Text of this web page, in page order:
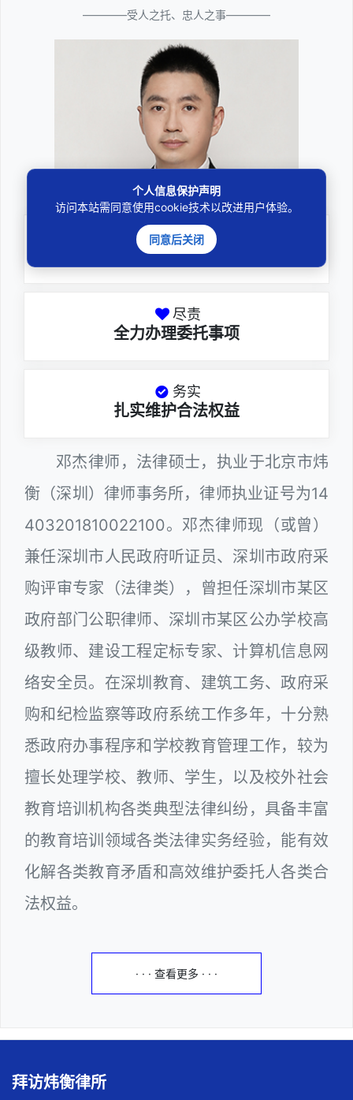
————受人之托、忠人之事————
邓杰律师
专业
深耕厚积聚焦专注
尽责
全力办理委托事项
务实
扎实维护合法权益
邓杰律师，法律硕士，执业于北京市炜
衡（深圳）律师事务所，律师执业证号为14
403201810022100。邓杰律师现（或曾）
兼任深圳市人民政府听证员、深圳市政府采
购评审专家（法律类），曾担任深圳市某区
政府部门公职律师、深圳市某区公办学校高
级教师、建设工程定标专家、计算机信息网
络安全员。在深圳教育、建筑工务、政府采
购和纪检监察等政府系统工作多年，十分熟
悉政府办事程序和学校教育管理工作，较为
擅长处理学校、教师、学生，以及校外社会
教育培训机构各类典型法律纠纷，具备丰富
的教育培训领域各类法律实务经验，能有效
化解各类教育矛盾和高效维护委托人各类合
法权益。
· · · 查看更多 · · ·
拜访炜衡律所
个人信息保护声明
访问本站需同意使用cookie技术以改进用户体验。
同意后关闭